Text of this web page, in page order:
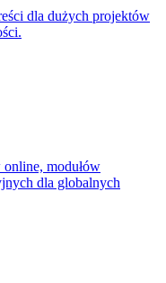
dla dużych projektów
online, modułów
dla globalnych